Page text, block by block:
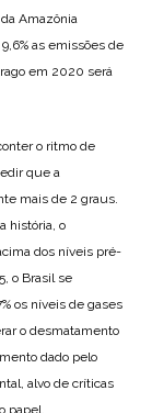
Amazônia
as emissões de
em 2020 será
o ritmo de
que a
mais de 2 graus.
história, o
dos níveis pré-
o Brasil se
os níveis de gases
o desmatamento
dado pelo
alvo de críticas
papel.